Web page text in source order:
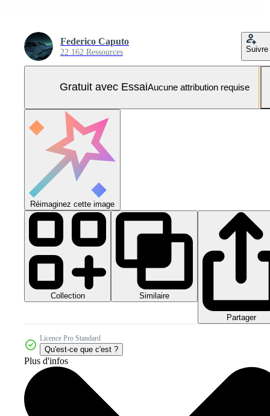
Federico Caputo
22 162 Ressources Suivre
Gratuit avec EssaiAucune attribution requise
Réimaginez cette image
Collection Similaire
Partager
Licence Pro Standard
Qu'est-ce que c'est ?
Plus d'infos